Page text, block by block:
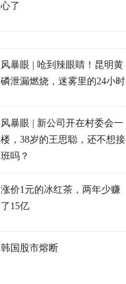
心了
风暴眼 | 呛到辣眼睛！昆明黄
磷泄漏燃烧，迷雾里的24小时
风暴眼 | 新公司开在村委会一
楼，38岁的王思聪，还不想接
班吗？
涨价1元的冰红茶，两年少赚
了15亿
韩国股市熔断